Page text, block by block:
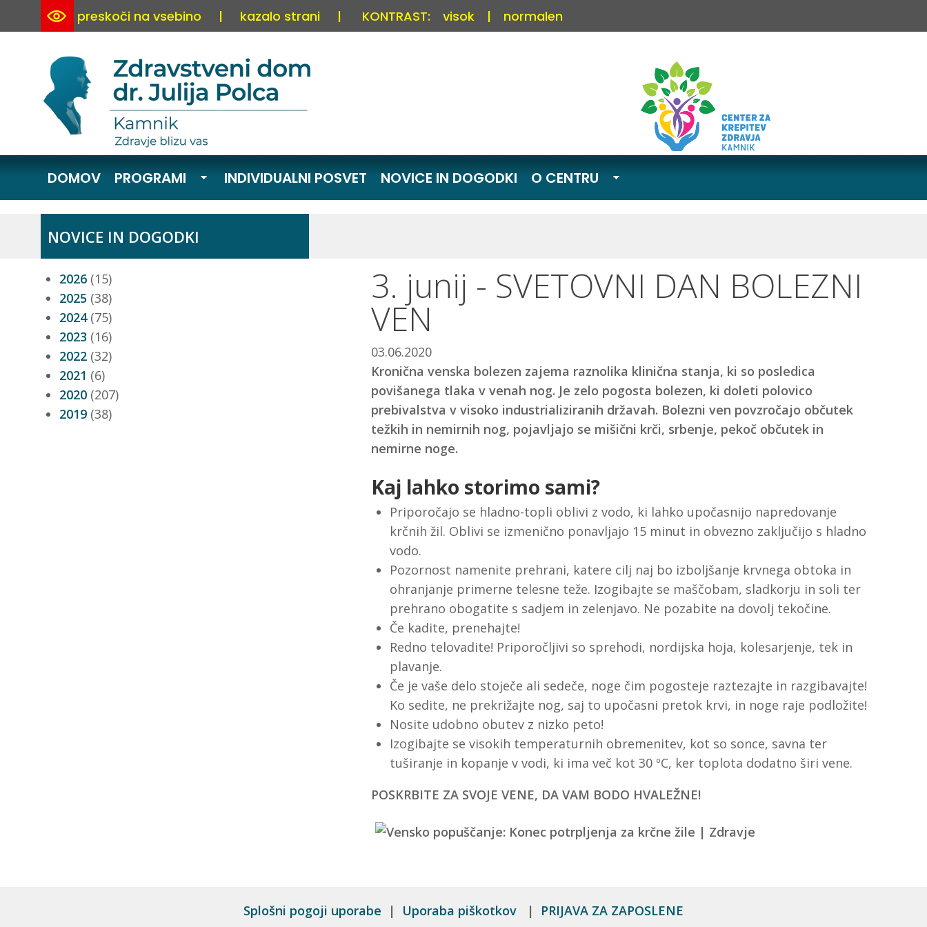
preskoči na vsebino | kazalo strani | KONTRAST: visok | normalen
DOMOV PROGRAMI INDIVIDUALNI POSVET NOVICE IN DOGODKI O CENTRU
NOVICE IN DOGODKI
2026 (15)
2025 (38)
2024(75)
2023 (16)
2022 (32)
2021 (6)
2020 (207)
2019 (38)
3. junij - SVETOVNI DAN BOLEZNI
VEN
03.06.2020
Kronična venska bolezen zajema raznolika klinična stanja, ki so posledica
povišanega tlaka v venah nog. Je zelo pogosta bolezen, ki doleti polovico
prebivalstva v visoko industrializiranih državah. Bolezni ven povzročajo občutek
težkih in nemirnih nog, pojavljajo se mišični krči, srbenje, pekoč občutek in
nemirne noge.
Kaj lahko storimo sami?
Priporočajo se hladno-topli oblivi z vodo, ki lahko upočasnijo napredovanje
krčnih žil. Oblivi se izmenično ponavljajo 15 minut in obvezno zaključijo s hladno
vodo.
Pozornost namenite prehrani, katere cilj naj bo izboljšanje krvnega obtoka in
ohranjanje primerne telesne teže. Izogibajte se maščobam, sladkorju in soli ter
prehrano obogatite s sadjem in zelenjavo. Ne pozabite na dovolj tekočine.
Če kadite, prenehajte!
Redno telovadite! Priporočljivi so sprehodi, nordijska hoja, kolesarjenje, tek in
plavanje.
Če je vaše delo stoječe ali sedeče, noge čim pogosteje raztezajte in razgibavajte!
Ko sedite, ne prekrižajte nog, saj to upočasni pretok krvi, in noge raje podložite!
Nosite udobno obutev z nizko peto!
Izogibajte se visokih temperaturnih obremenitev, kot so sonce, savna ter
tuširanje in kopanje v vodi, ki ima več kot 30 ºC, ker toplota dodatno širi vene.
POSKRBITE ZA SVOJE VENE, DA VAM BODO HVALEŽNE!
Splošni pogoji uporabe | Uporaba piškotkov | PRIJAVA ZA ZAPOSLENE